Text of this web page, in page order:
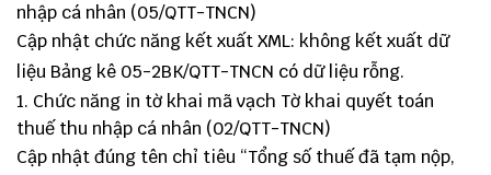
nhập cá nhân (05/QTT-TNCN)
Cập nhật chức năng kết xuất XML: không kết xuất dữ
liệu Bảng kê 05-2BK/QTT-TNCN có dữ liệu rỗng.
Chức năng in tờ khai mã vạch Tờ khai quyết toán
thuế thu nhập cá nhân (02/QTT-TNCN)
Cập nhật đúng tên chỉ tiêu “Tổng số thuế đã tạm nộp,